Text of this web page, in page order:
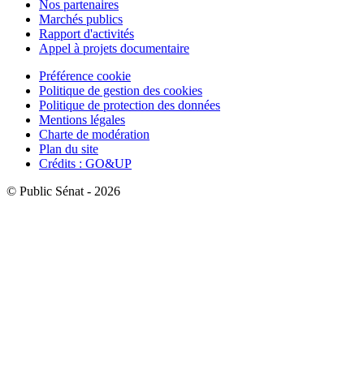
Nos partenaires
Marchés publics
Rapport d'activités
Appel à projets documentaire
Préférence cookie
Politique de gestion des cookies
Politique de protection des données
Mentions légales
Charte de modération
Plan du site
Crédits : GO&UP
© Public Sénat - 2026